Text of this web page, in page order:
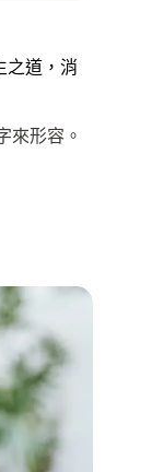
之道，消
來形容。